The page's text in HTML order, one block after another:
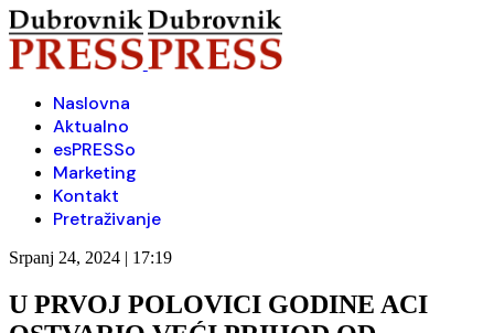
Naslovna
Aktualno
esPRESSo
Marketing
Kontakt
Pretraživanje
Srpanj 24, 2024 | 17:19
U PRVOJ POLOVICI GODINE ACI